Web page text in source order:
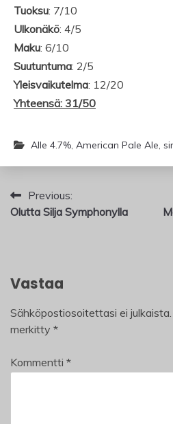
Tuoksu: 7/10
Ulkonäkö: 4/5
Maku: 6/10
Suutuntuma: 2/5
Yleisvaikutelma: 12/20
Yhteensä: 31/50
Alle 4.7%, American Pale Ale,
Artikkelien
selaus
Previous:
Olutta Silja Symphonylla
Vastaa
Sähköpostiosoitettasi ei julkaista.
merkitty *
Kommentti *